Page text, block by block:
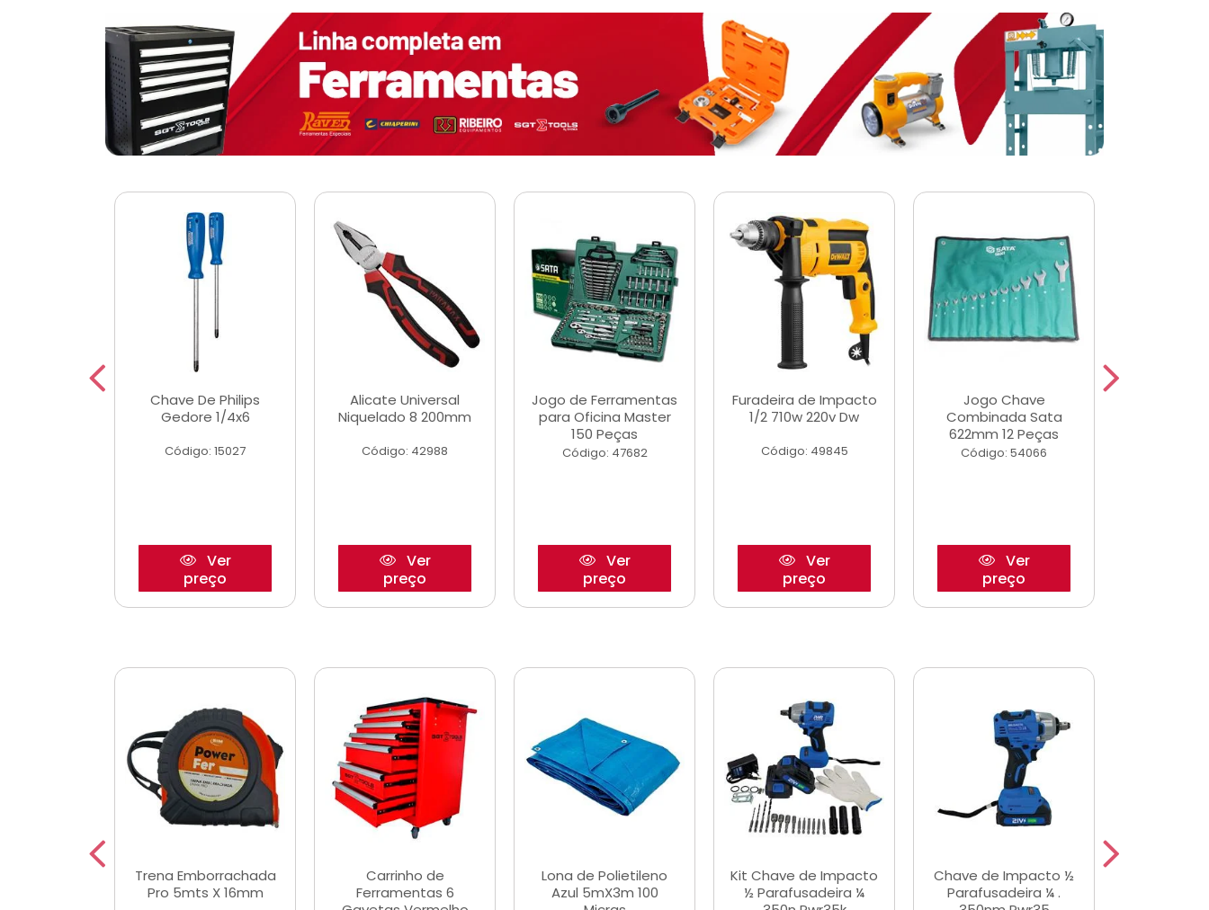
Chave De Philips
Gedore 1/4x6
Código: 15027
Ver
preço
Alicate Universal
Niquelado 8 200mm
Código: 42988
Ver
preço
Jogo de Ferramentas
para Oficina Master
150 Peças
Código: 47682
Ver
preço
Furadeira de Impacto
1/2 710w 220v Dw
Código: 49845
Ver
preço
Jogo Chave
Combinada Sata
622mm 12 Peças
Código: 54066
Ver
preço
Trena Emborrachada
Pro 5mts X 16mm
Carrinho de
Ferramentas 6
Lona de Polietileno
Azul 5mX3m 100
Kit Chave de Impacto
½ Parafusadeira ¼
Chave de Impacto ½
Parafusadeira ¼ .